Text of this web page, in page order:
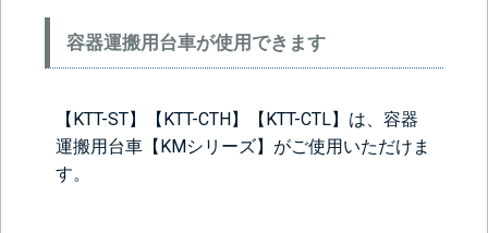
容器運搬用台車が使用できます
【KTT-ST】【KTT-CTH】【KTT-CTL】は、容器
運搬用台車【KMシリーズ】がご使用いただけま
す。